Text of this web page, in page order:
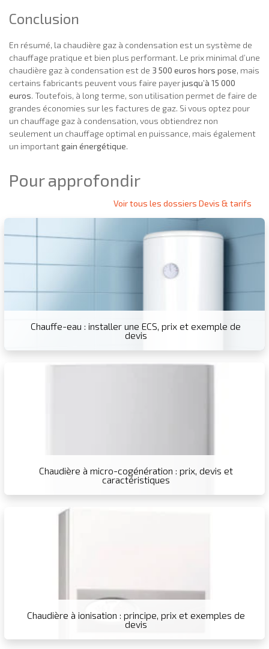
Conclusion
En résumé, la chaudière gaz à condensation est un système de
chauffage pratique et bien plus performant. Le prix minimal d’une
chaudière gaz à condensation est de 3 500 euros hors pose, mais
certains fabricants peuvent vous faire payerjusqu’à 15 000
euros. Toutefois, à long terme, son utilisation permet de faire de
grandes économies sur les factures de gaz. Si vous optez pour
un chauffage gaz à condensation, vous obtiendrez non
seulement un chauffage optimal en puissance, mais également
un importantgain énergétique.
Pour approfondir
Voir tous les dossiers Devis & tarifs
Chauffe-eau : installer une ECS, prix et exemple de
devis
Chaudière à micro-cogénération : prix, devis et
caractéristiques
Chaudière à ionisation : principe, prix et exemples de
devis